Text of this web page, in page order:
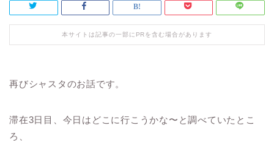
本サイトは記事の一部にPRを含む場合があります
再びシャスタのお話です。
滞在3日目、今日はどこに行こうかな〜と調べていたとこ
ろ、